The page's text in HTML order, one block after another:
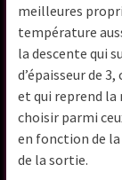
meilleures
température
la descente qui
d’épaisseur de
et qui reprend la
choisir parmi
en fonction de
de la sortie.